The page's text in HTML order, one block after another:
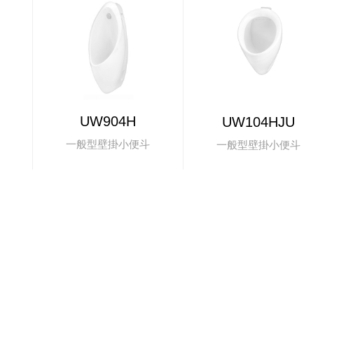
UW904H
一般型壁掛小便斗
UW104HJU
一般型壁掛小便斗